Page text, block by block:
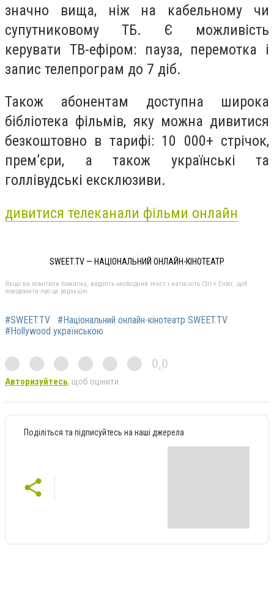
значно вища, ніж на кабельному чи
супутниковому ТБ. Є можливість
керувати ТВ-ефіром: пауза, перемотка і
запис телепрограм до 7 діб.
Також абонентам доступна широка
бібліотека фільмів, яку можна дивитися
безкоштовно в тарифі: 10 000+ стрічок,
прем’єри, а також українські та
голлівудські ексклюзиви.
дивитися телеканали фільми онлайн
SWEET.TV — НАЦІОНАЛЬНИЙ ОНЛАЙН-КІНОТЕАТР
Якщо ви помітили помилку, виділіть необхідний текст і натисніть Ctrl + Enter, щоб
повідомити про це редакцію
#SWEET.TV
#Національний онлайн-кінотеатр SWEET.TV
#Hollywood українською
0,0
Авторизуйтесь, щоб оцінити
Поділіться та підписуйтесь на наші джерела